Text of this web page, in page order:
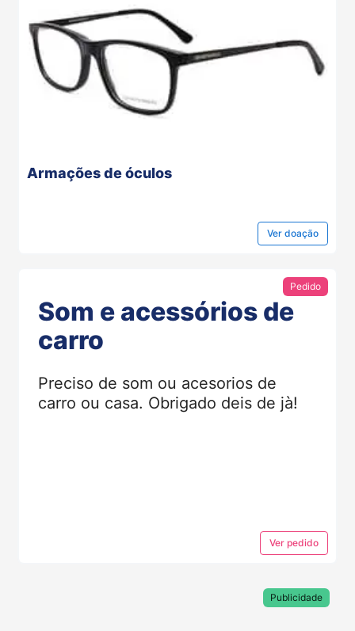
Armações de óculos
Ver doação
Pedido
Som e acessórios de
carro
Preciso de som ou acesorios de
carro ou casa. Obrigado deis de jà!
Ver pedido
Publicidade